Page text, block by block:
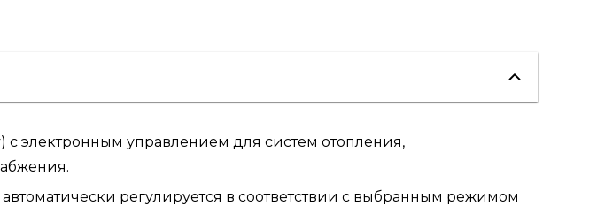
электронным управлением для систем отопления,
регулируется в соответствии с выбранным режимом